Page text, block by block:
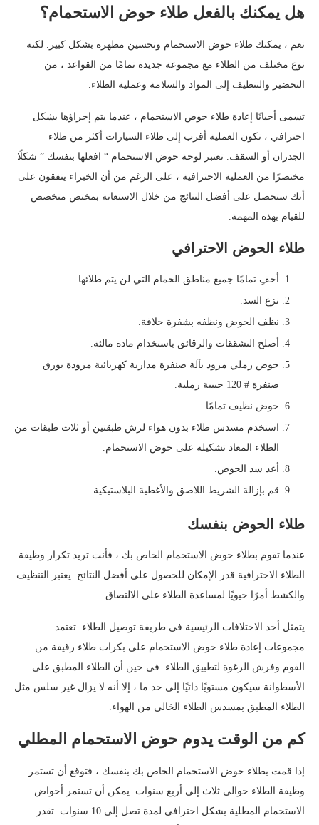
هل يمكنك بالفعل طلاء حوض الاستحمام؟
نعم ، يمكنك طلاء حوض الاستحمام وتحسين مظهره بشكل كبير. لكنه
نوع مختلف من الطلاء مع مجموعة جديدة تمامًا من القواعد ، من
التحضير والتنظيف إلى المواد والسلامة وعملية الطلاء.
تسمى أحيانًا إعادة طلاء حوض الاستحمام ، عندما يتم إجراؤها بشكل
احترافي ، تكون العملية أقرب إلى طلاء السيارات أكثر من طلاء
الجدران أو السقف. تعتبر لوحة حوض الاستحمام “ افعلها بنفسك ” شكلًا
مختصرًا من العملية الاحترافية ، على الرغم من أن الخبراء يتفقون على
أنك ستحصل على أفضل النتائج من خلال الاستعانة بمختص متخصص
للقيام بهذه المهمة.
طلاء الحوض الاحترافي
أخفِ تمامًا جميع مناطق الحمام التي لن يتم طلائها.
نزع السد.
نظف الحوض ونظفه بشفرة حلاقة.
أصلح التشققات والرقائق باستخدام مادة مالئة.
حوض رملي مزود بآلة صنفرة مدارية كهربائية مزودة بورق
صنفرة # 120 حبيبة رملية.
حوض نظيف تمامًا.
استخدم مسدس طلاء بدون هواء لرش طبقتين أو ثلاث طبقات من
الطلاء المعاد تشكيله على حوض الاستحمام.
أعد سد الحوض.
قم بإزالة الشريط اللاصق والأغطية البلاستيكية.
طلاء الحوض بنفسك
عندما تقوم بطلاء حوض الاستحمام الخاص بك ، فأنت تريد تكرار وظيفة
الطلاء الاحترافية قدر الإمكان للحصول على أفضل النتائج. يعتبر التنظيف
والكشط أمرًا حيويًا لمساعدة الطلاء على الالتصاق.
يتمثل أحد الاختلافات الرئيسية في طريقة توصيل الطلاء. تعتمد
مجموعات إعادة طلاء حوض الاستحمام على بكرات طلاء رقيقة من
الفوم وفرش الرغوة لتطبيق الطلاء. في حين أن الطلاء المطبق على
الأسطوانة سيكون مستويًا ذاتيًا إلى حد ما ، إلا أنه لا يزال غير سلس مثل
الطلاء المطبق بمسدس الطلاء الخالي من الهواء.
كم من الوقت يدوم حوض الاستحمام المطلي
إذا قمت بطلاء حوض الاستحمام الخاص بك بنفسك ، فتوقع أن تستمر
وظيفة الطلاء حوالي ثلاث إلى أربع سنوات. يمكن أن تستمر أحواض
الاستحمام المطلية بشكل احترافي لمدة تصل إلى 10 سنوات. تقدر